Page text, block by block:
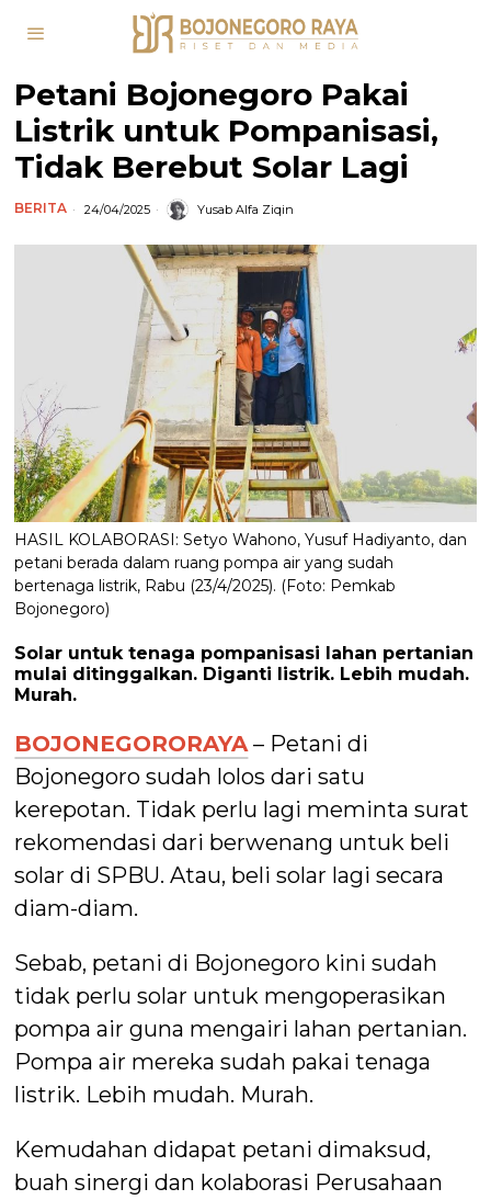
Petani Bojonegoro Pakai
Listrik untuk Pompanisasi,
Tidak Berebut Solar Lagi
BERITA 24/04/2025 Yusab Alfa Ziqin
HASIL KOLABORASI: Setyo Wahono, Yusuf Hadiyanto, dan
petani berada dalam ruang pompa air yang sudah
bertenaga listrik, Rabu (23/4/2025). (Foto: Pemkab
Bojonegoro)
Solar untuk tenaga pompanisasi lahan pertanian
mulai ditinggalkan. Diganti listrik. Lebih mudah.
Murah.
BOJONEGORORAYA – Petani di
Bojonegoro sudah lolos dari satu
kerepotan. Tidak perlu lagi meminta surat
rekomendasi dari berwenang untuk beli
solar di SPBU. Atau, beli solar lagi secara
diam-diam.
Sebab, petani di Bojonegoro kini sudah
tidak perlu solar untuk mengoperasikan
pompa air guna mengairi lahan pertanian.
Pompa air mereka sudah pakai tenaga
listrik. Lebih mudah. Murah.
Kemudahan didapat petani dimaksud,
buah sinergi dan kolaborasi Perusahaan